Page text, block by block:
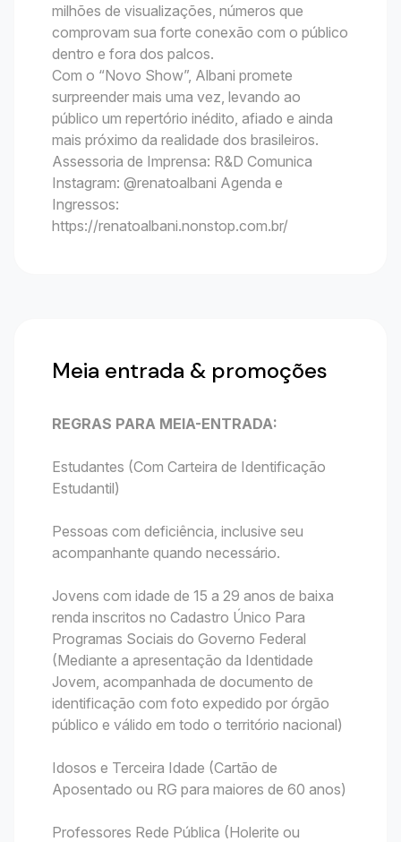
milhões de visualizações, números que
comprovam sua forte conexão com o público
dentro e fora dos palcos.
Com o “Novo Show”, Albani promete
surpreender mais uma vez, levando ao
público um repertório inédito, afiado e ainda
mais próximo da realidade dos brasileiros.
Assessoria de Imprensa: R&D Comunica
Instagram: @renatoalbani Agenda e
Ingressos:
https://renatoalbani.nonstop.com.br/
Meia entrada & promoções
REGRAS PARA MEIA-ENTRADA:
Estudantes (Com Carteira de Identificação
Estudantil)
Pessoas com deficiência, inclusive seu
acompanhante quando necessário.
Jovens com idade de 15 a 29 anos de baixa
renda inscritos no Cadastro Único Para
Programas Sociais do Governo Federal
(Mediante a apresentação da Identidade
Jovem, acompanhada de documento de
identificação com foto expedido por órgão
público e válido em todo o território nacional)
Idosos e Terceira Idade (Cartão de
Aposentado ou RG para maiores de 60 anos)
Professores Rede Pública (Holerite ou